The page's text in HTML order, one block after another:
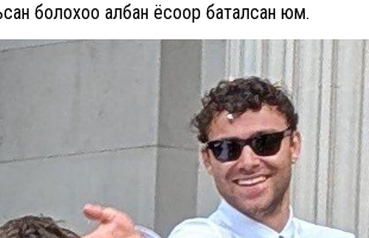
болохоо албан ёсоор баталсан юм.